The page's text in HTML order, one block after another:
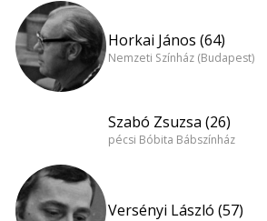
Horkai János (64)
Nemzeti Színház (Budapest)
Szabó Zsuzsa (26)
pécsi Bóbita Bábszínház
Versényi László (57)